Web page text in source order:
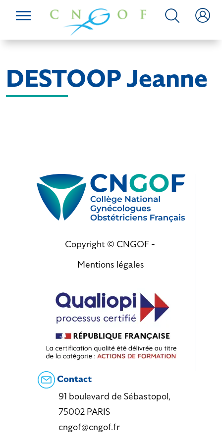
DESTOOP Jeanne
Copyright © CNGOF -
Mentions légales
Contact
91 boulevard de Sébastopol,
75002 PARIS
cngof@cngof.fr